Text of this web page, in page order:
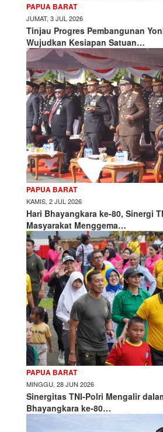
PAPUA BARAT
JUMAT, 3 JUL 2026
Tinjau Progres Pembangunan
Wujudkan Kesiapan Satuan…
PAPUA BARAT
KAMIS, 2 JUL 2026
Hari Bhayangkara ke-80, Sinergi
Masyarakat Menggema…
PAPUA BARAT
MINGGU, 28 JUN 2026
Sinergitas TNI-Polri Mengalir
Bhayangkara ke-80…